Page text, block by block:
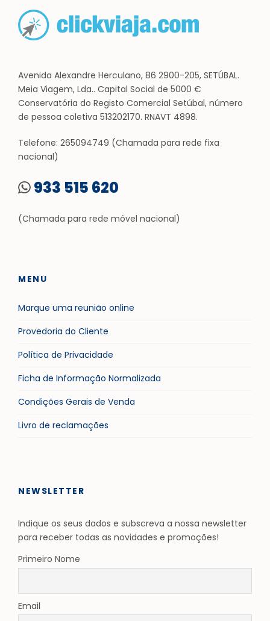
Avenida Alexandre Herculano, 86 2900-205, SETÚBAL.
Meia Viagem, Lda.. Capital Social de 5000 €
Conservatória do Registo Comercial Setúbal, número
de pessoa coletiva 513202170. RNAVT 4898.
Telefone: 265094749 (Chamada para rede fixa
nacional)
933 515 620
(Chamada para rede móvel nacional)
MENU
Marque uma reunião online
Provedoria do Cliente
Política de Privacidade
Ficha de Informação Normalizada
Condições Gerais de Venda
Livro de reclamações
NEWSLETTER
Indique os seus dados e subscreva a nossa newsletter
para receber todas as novidades e promoções!
Primeiro Nome
Email